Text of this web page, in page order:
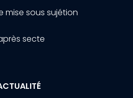
mise sous sujétion
secte